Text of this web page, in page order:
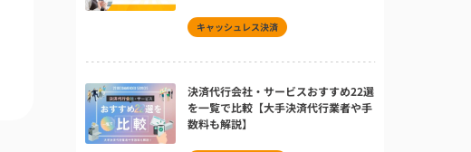
キャッシュレス決済
決済代行会社・サービスおすすめ22選
を一覧で比較【大手決済代行業者や手
数料も解説】